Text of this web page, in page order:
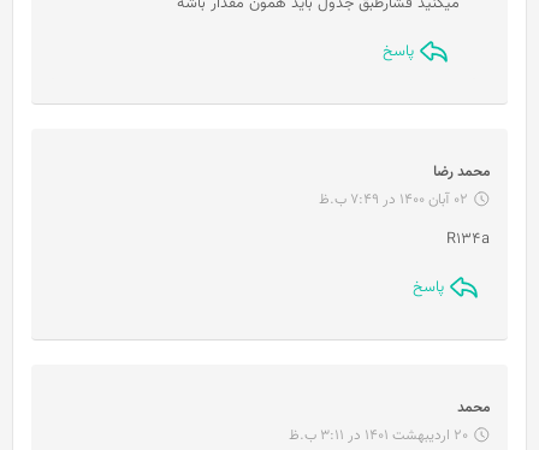
پاسخ
محمد رضا
ف
02 آبان 1400 در 7:49 ب.ظ
R134a
پاسخ
محمد
ف20 اردیبهشت 1401 در 3:11 ب.ظ